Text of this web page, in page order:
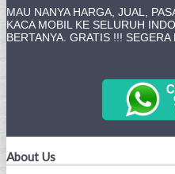
MAU NANYA HARGA, JUAL,
KACA MOBIL KE SELURUH
BERTANYA. GRATIS !!!
About Us